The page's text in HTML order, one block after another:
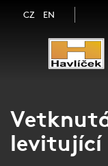
SCHODY A
ZÁBRADLÍ A MADLA
CZ EN
PRODUKTY
FOTOGALERIE
NAŠE FIRMA
levitující